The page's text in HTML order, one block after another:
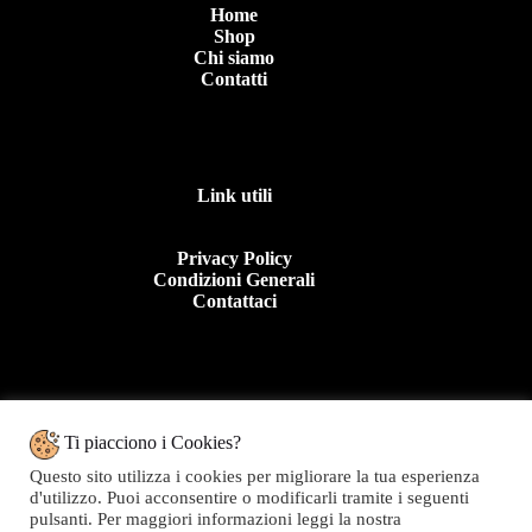
Home
Shop
Chi siamo
Contatti
Link utili
Privacy Policy
Condizioni Generali
Contattaci
Tel: +39 0963 44950
E.mail:info@topolinomoda.it
Ti piacciono i Cookies?
Questo sito utilizza i cookies per migliorare la tua esperienza
d'utilizzo. Puoi acconsentire o modificarli tramite i seguenti
pulsanti. Per maggiori informazioni leggi la nostra